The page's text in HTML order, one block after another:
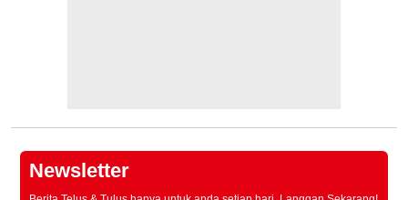
Newsletter